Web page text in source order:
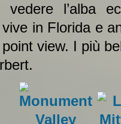
l’alba
in Florida e
view. I più